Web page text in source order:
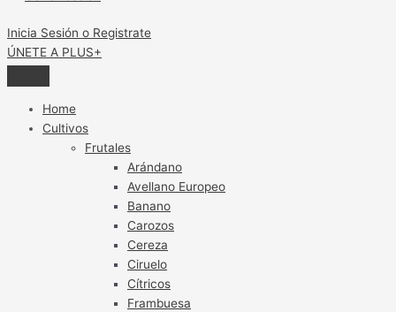
Inicia Sesión o Registrate
ÚNETE A PLUS+
Home
Cultivos
Frutales
Arándano
Avellano Europeo
Banano
Carozos
Cereza
Ciruelo
Cítricos
Frambuesa